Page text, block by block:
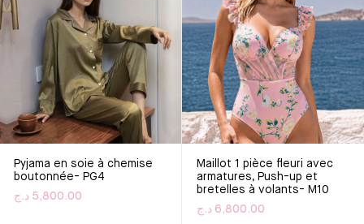
Pyjama en soie à chemise
boutonnée- PG4
5,800.00 د.ج
Maillot 1 pièce fleuri avec
armatures, Push-up et
bretelles à volants- M10
6,800.00 د.ج